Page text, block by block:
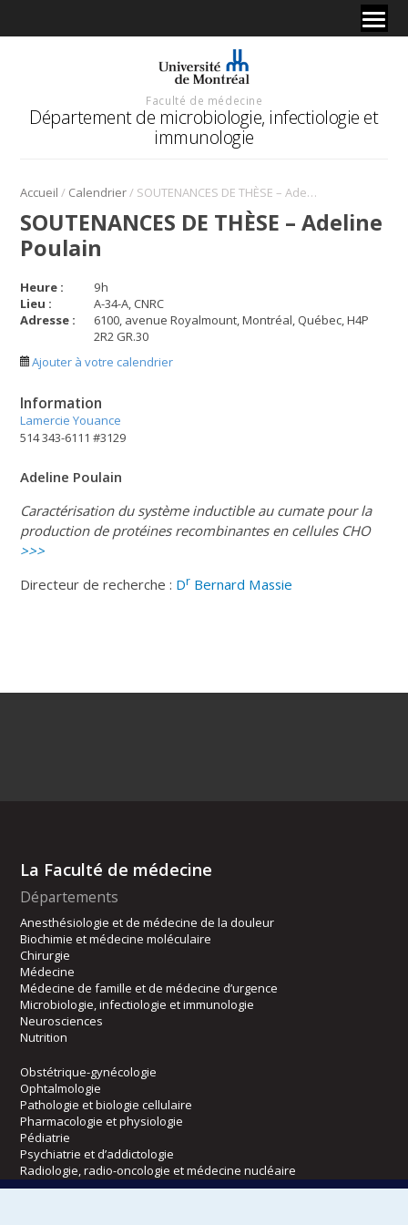
Faculté de médecine
Département de microbiologie, infectiologie et
immunologie
Accueil / Calendrier/ SOUTENANCES DE THÈSE – Adeline Poulain
SOUTENANCES DE THÈSE – Adeline
Poulain
Heure : 9h
Lieu :
A-34-A, CNRC
Adresse :
6100, avenue Royalmount, Montréal, Québec, H4P
2R2 GR.30
Ajouter à votre calendrier
Information
Lamercie Youance
514 343-6111 #3129
Adeline Poulain
Caractérisation du système inductible au cumate pour la
production de protéines recombinantes en cellules CHO
>>>
Directeur de recherche : Dr Bernard Massie
La Faculté de médecine
Départements
Anesthésiologie et de médecine de la douleur
Biochimie et médecine moléculaire
Chirurgie
Médecine
Médecine de famille et de médecine d’urgence
Microbiologie, infectiologie et immunologie
Neurosciences
Nutrition
Obstétrique-gynécologie
Ophtalmologie
Pathologie et biologie cellulaire
Pharmacologie et physiologie
Pédiatrie
Psychiatrie et d’addictologie
Radiologie, radio-oncologie et médecine nucléaire